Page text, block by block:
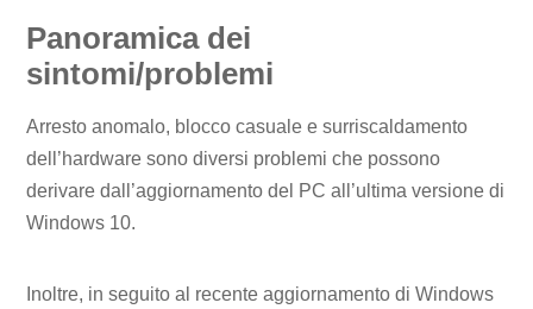
Panoramica dei
sintomi/problemi
Arresto anomalo, blocco casuale e surriscaldamento
dell’hardware sono diversi problemi che possono
derivare dall’aggiornamento del PC all’ultima versione di
Windows 10.
Inoltre, in seguito al recente aggiornamento di Windows